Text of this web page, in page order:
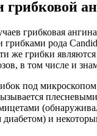
грибковой
грибковая
рода
же грибки являются
в том числе и
под
и